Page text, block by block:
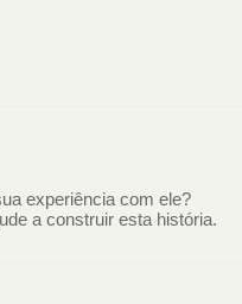
experiência com ele?
a construir esta história.